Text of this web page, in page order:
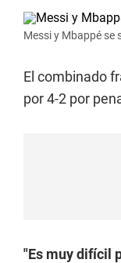
Messi y Mbappé se
El combinado
por 4-2 por
"Es muy difícil